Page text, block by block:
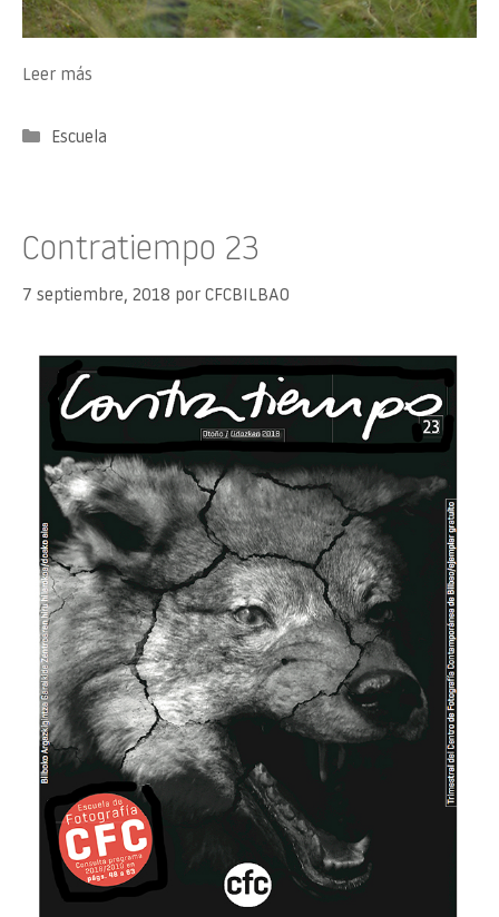
Leer más
Categorías
Escuela
Contratiempo 23
7 septiembre, 2018 por CFCBILBAO